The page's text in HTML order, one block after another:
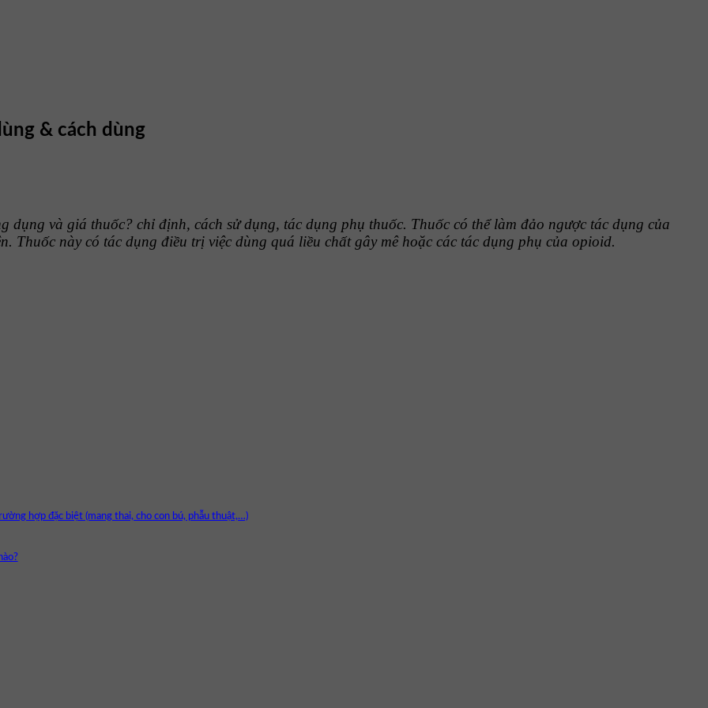
& cách dùng
dụng và giá thuốc? chỉ định, cách sử dụng, tác dụng phụ thuốc. Thuốc có thể làm đảo ngược tác dụng của
Thuốc này có tác dụng điều trị việc dùng quá liều chất gây mê hoặc các tác dụng phụ của opioid.
hợp đặc biệt (mang thai, cho con bú, phẫu thuật,…)